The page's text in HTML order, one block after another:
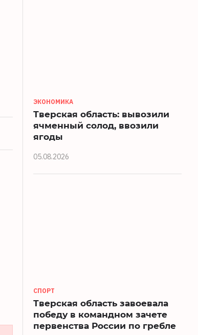
ЭКОНОМИКА
Тверская область: вывозили
ячменный солод, ввозили
ягоды
05.08.2026
СПОРТ
Тверская область завоевала
победу в командном зачете
первенства России по гребле